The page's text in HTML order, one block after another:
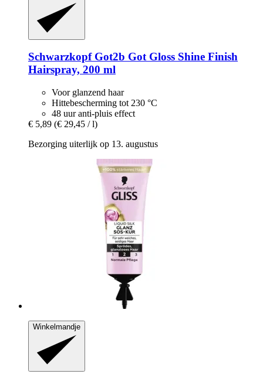
SchwarzkopfGot2b Got Gloss Shine Finish
Hairspray, 200 ml
Voor glanzend haar
Hittebescherming tot 230 °C
48 uur anti-pluis effect
€ 5,89 (€ 29,45 / l)
Bezorging uiterlijk op 13. augustus
Winkelmandje